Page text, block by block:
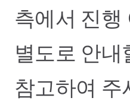
측에서 진행
별도로 안내
참고하여 주